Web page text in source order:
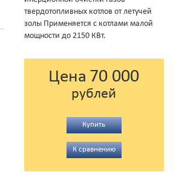
твердотопливных котлов от летучей
золы Применяется с котлами малой
мощности до 2150 КВт.
Цена 70 000
рублей
Купить
К сравнению